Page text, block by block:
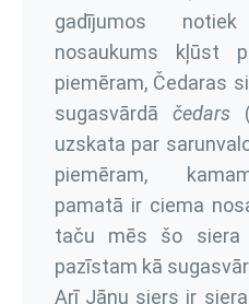
gadījumos
nosaukums kļūst
piemēram, Čedaras
sugasvārdā čedars
uzskata par
piemēram,
pamatā ir ciema
taču mēs šo siera
pazīstam kā
Arī Jāņu siers ir